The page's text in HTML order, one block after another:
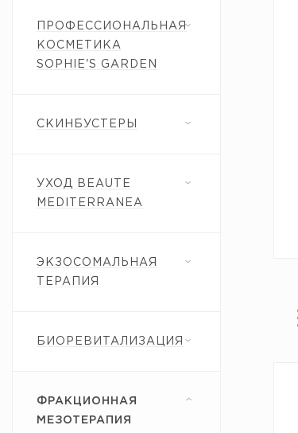
ПРОФЕССИОНАЛЬНАЯ
КОСМЕТИКА
SOPHIE'S GARDEN
СКИНБУСТЕРЫ
УХОД BEAUTE
MEDITERRANEA
ЭКЗОСОМАЛЬНАЯ
ТЕРАПИЯ
БИОРЕВИТАЛИЗАЦИЯ
ФРАКЦИОННАЯ
МЕЗОТЕРАПИЯ